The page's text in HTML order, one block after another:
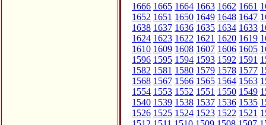
1666 1665 1664 1663 1662 1661
1652 1651 1650 1649 1648 1647
1638 1637 1636 1635 1634 1633
1624 1623 1622 1621 1620 1619
1610 1609 1608 1607 1606 1605
1596 1595 1594 1593 1592 1591
1582 1581 1580 1579 1578 1577
1568 1567 1566 1565 1564 1563
1554 1553 1552 1551 1550 1549
1540 1539 1538 1537 1536 1535
1526 1525 1524 1523 1522 1521